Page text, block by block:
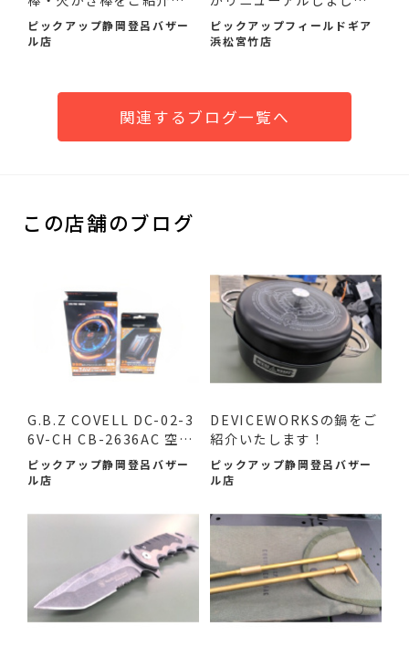
たし...
ピックアップ静岡登呂バザー
ル店
た！
ピックアップフィールドギア
浜松宮竹店
関連するブログ一覧へ
この店舗のブログ
G.B.Z COVELL DC-02-3
6V-CH CB-2636AC 空調
作業服...
ピックアップ静岡登呂バザー
ル店
DEVICEWORKSの鍋をご
紹介いたします！
ピックアップ静岡登呂バザー
ル店